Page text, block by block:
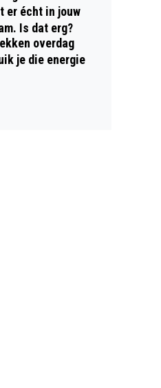
er écht in jouw
Is dat erg?
overdag
je die energie